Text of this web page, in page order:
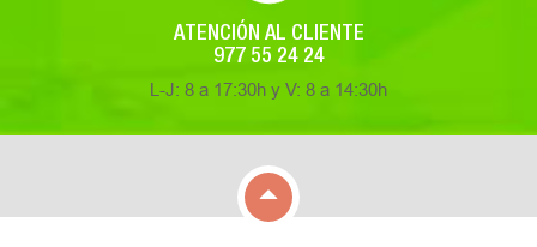
ATENCIÓN AL CLIENTE
977 55 24 24
L-J: 8 a 17:30h y V: 8 a 14:30h
